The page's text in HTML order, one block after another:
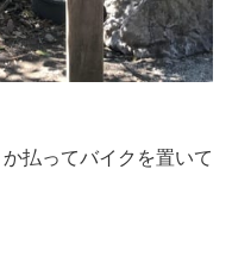
払ってバイクを置いて